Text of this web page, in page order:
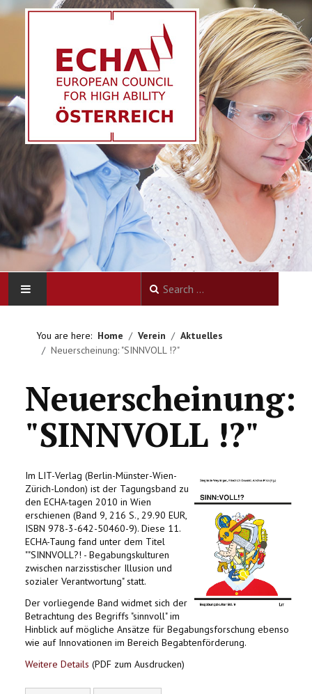
VEREIN
AKTIVITÄTEN
LITERATUREMPFEHLUNGEN
KONTAKT
You are here: Home Verein
Aktuelles
Neuerscheinung: "SINNVOLL !?"
Neuerscheinung:
"SINNVOLL !?"
Im LIT-Verlag (Berlin-Münster-Wien-
Zürich-London) ist der Tagungsband zu
den ECHA-tagen 2010 in Wien
erschienen (Band 9, 216 S., 29.90 EUR,
ISBN 978-3-642-50460-9). Diese 11.
ECHA-Taung fand unter dem Titel
""SINNVOLL?! - Begabungskulturen
zwischen narzisstischer Illusion und
sozialer Verantwortung" statt.
Der vorliegende Band widmet sich der
Betrachtung des Begriffs "sinnvoll" im
Hinblick auf mögliche Ansätze für Begabungsforschung ebenso
wie auf Innovationen im Bereich Begabtenförderung.
Weitere Details (PDF zum Ausdrucken)